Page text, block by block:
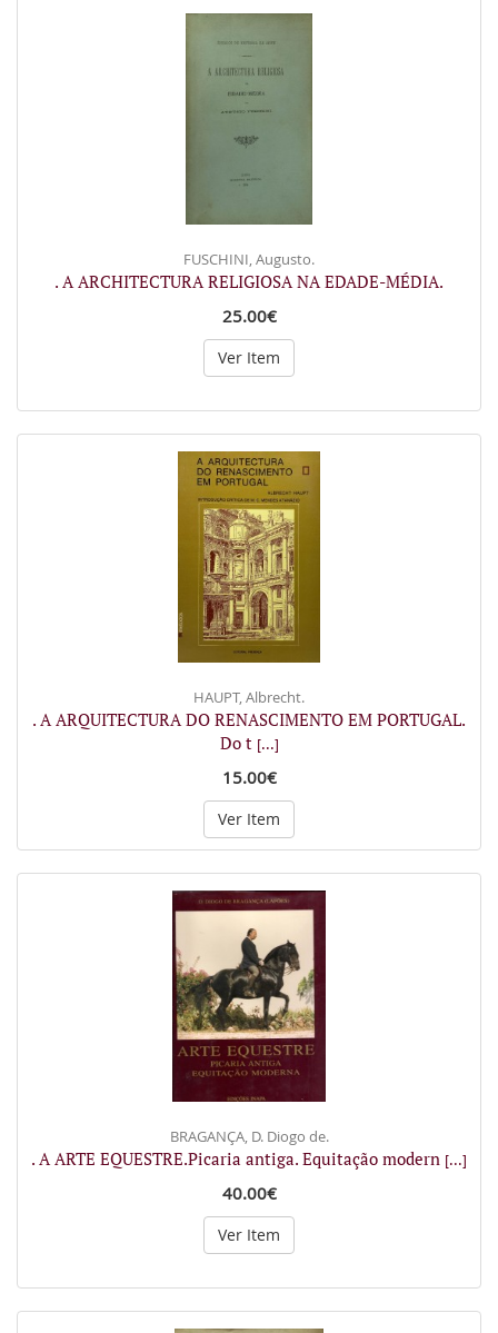
FUSCHINI, Augusto.
. A ARCHITECTURA RELIGIOSA NA EDADE-MÉDIA.
25.00€
Ver Item
HAUPT, Albrecht.
. A ARQUITECTURA DO RENASCIMENTO EM PORTUGAL.
Do t [...]
15.00€
Ver Item
BRAGANÇA, D. Diogo de.
. A ARTE EQUESTRE.Picaria antiga. Equitação modern [...]
40.00€
Ver Item